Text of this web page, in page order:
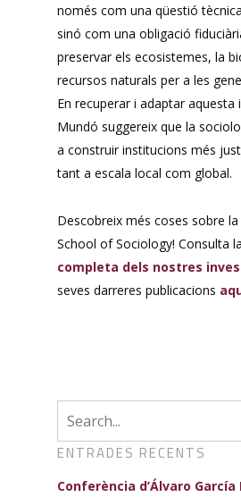
només com una qüestió
sinó com una obligació
preservar els ecosistemes, la
recursos naturals per a les
En recuperar i adaptar aquesta
Mundó suggereix que la
a construir institucions més
tant a escala local com global.
Descobreix més coses sobre
School of Sociology! Consulta la
completa dels nostres
seves darreres publicacions
ENTRADES RECENTS
Conferència d’Álvaro García